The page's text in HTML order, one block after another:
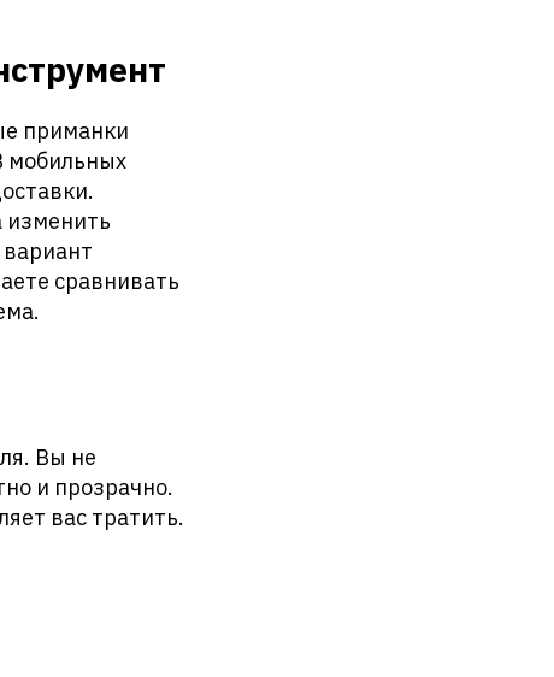
приманки
мобильных
изменить
сравнивать
Вы не
и прозрачно.
вас тратить.